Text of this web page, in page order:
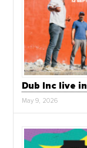
Dub Inc live
May 9, 2026